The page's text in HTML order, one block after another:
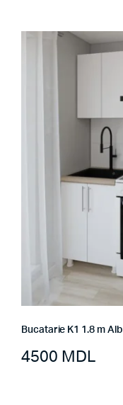
Bucatarie K1 1.8 m Alb
4500 MDL